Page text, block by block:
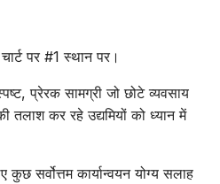
पर #1 स्थान पर।
प्रेरक सामग्री जो छोटे व्यवसाय
तलाश कर रहे उद्यमियों को ध्यान में
सर्वोत्तम कार्यान्वयन योग्य सलाह